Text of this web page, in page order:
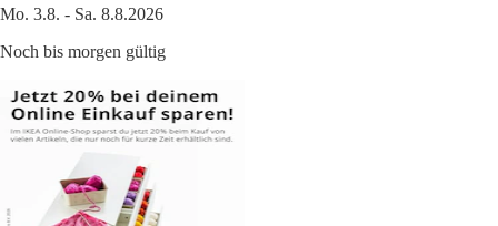
Mo. 3.8. - Sa. 8.8.2026
Noch bis morgen gültig